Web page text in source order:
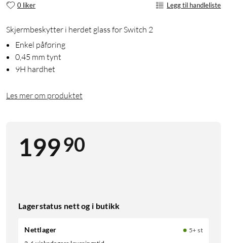
0 liker Legg til handleliste
Skjermbeskytter i herdet glass for Switch 2
Enkel påføring
0,45 mm tynt
9H hardhet
Les mer om produktet
19990
Lagerstatus nett og i butikk
Nettlager
5+ st